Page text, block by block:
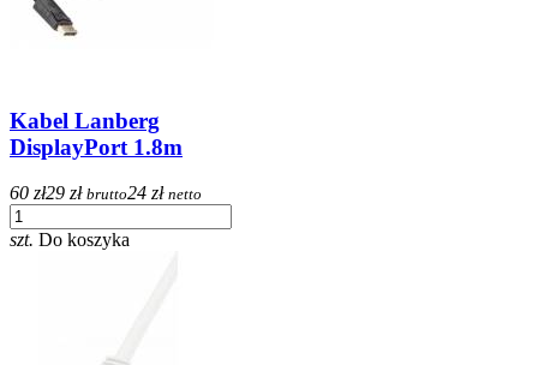
Kabel Lanberg
DisplayPort 1.8m
60 zł29 zł brutto24 zł netto
szt. Do koszyka